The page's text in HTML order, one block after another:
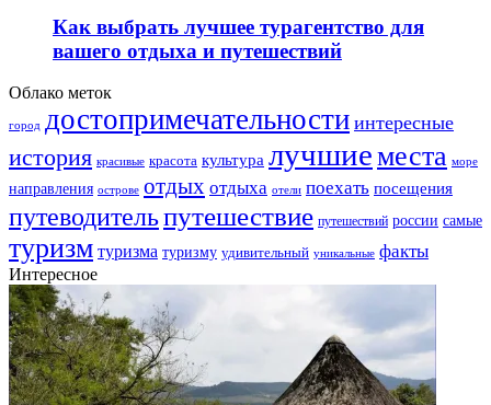
Как выбрать лучшее турагентство для
вашего отдыха и путешествий
Облако меток
город достопримечательности интересные
история красивые красота культура лучшиеместа море
направления острове отдых отдыха отели поехать посещения
путеводительпутешествие путешествий россии самые
туризм туризма туризму удивительный уникальные факты
Интересное